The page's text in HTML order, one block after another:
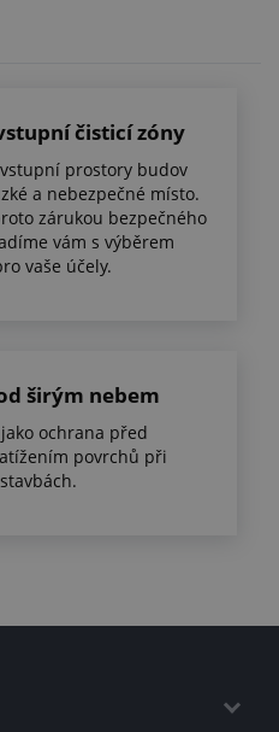
čisticí zóny
prostory budov
a nebezpečné místo.
zárukou bezpečného
vám s výběrem
vaše účely.
širým nebem
ochrana před
povrchů při